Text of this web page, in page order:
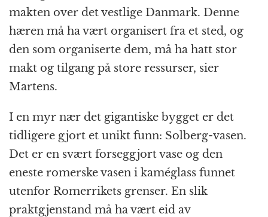
makten over det vestlige Danmark. Denne
hæren må ha vært organisert fra et sted, og
den som organiserte dem, må ha hatt stor
makt og tilgang på store ressurser, sier
Martens.
I en myr nær det gigantiske bygget er det
tidligere gjort et unikt funn: Solberg-vasen.
Det er en svært forseggjort vase og den
eneste romerske vasen i kaméglass funnet
utenfor Romerrikets grenser. En slik
praktgjenstand må ha vært eid av